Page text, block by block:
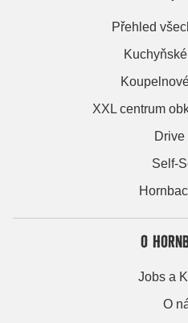
Přehled
XXL centrum
Drive
Self-
O
Jobs a
O